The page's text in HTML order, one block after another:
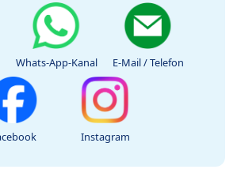
Whats-App-Kanal E-Mail / Telefon
Instagram